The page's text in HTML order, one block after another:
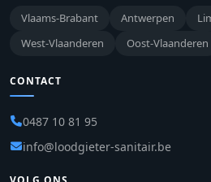
Vlaams-Brabant Antwerpen
West-Vlaanderen
Oost-Vlaanderen
CONTACT
0487 10 81 95
info@loodgieter-sanitair.be